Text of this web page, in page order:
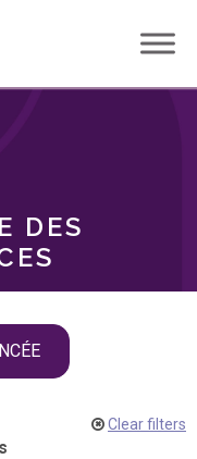
DES
Clear filters